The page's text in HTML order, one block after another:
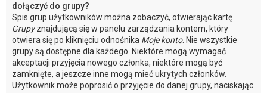
dołączyć do grupy?
Spis grup użytkowników można zobaczyć, otwierając kartę
Grupyznajdującą się w panelu zarządzania kontem, który
otwiera się po kliknięciu odnośnika Moje konto. Nie wszystkie
grupy są dostępne dla każdego. Niektóre mogą wymagać
akceptacji przyjęcia nowego członka, niektóre mogą być
zamknięte, a jeszcze inne mogą mieć ukrytych członków.
Użytkownik może poprosić o przyjęcie do danej grupy, naciskając